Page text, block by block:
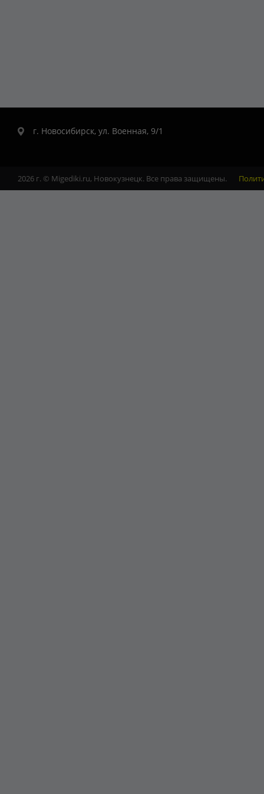
г. Новосибирск, ул. Военная, 9/1
2026 г. © Migediki.ru, Новокузнецк. Все права защищены.